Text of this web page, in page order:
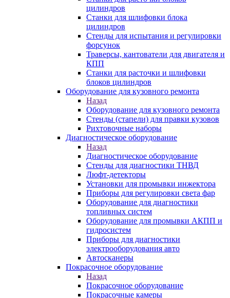
цилиндров
Станки для шлифовки блока
цилиндров
Стенды для испытания и регулировки
форсунок
Траверсы, кантователи для двигателя и
КПП
Станки для расточки и шлифовки
блоков цилиндров
Оборудование для кузовного ремонта
Назад
Оборудование для кузовного ремонта
Стенды (стапели) для правки кузовов
Рихтовочные наборы
Диагностическое оборудование
Назад
Диагностическое оборудование
Стенды для диагностики ТНВД
Люфт-детекторы
Установки для промывки инжектора
Приборы для регулировки света фар
Оборудование для диагностики
топливных систем
Оборудование для промывки АКПП и
гидросистем
Приборы для диагностики
электрооборудования авто
Автосканеры
Покрасочное оборудование
Назад
Покрасочное оборудование
Покрасочные камеры